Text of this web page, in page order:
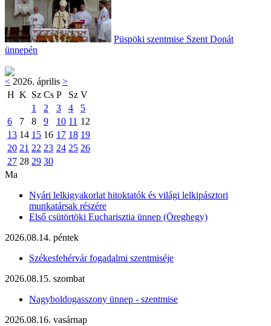
Püspöki szentmise Szent Donát
ünnepén
< 2026. április >
H K Sz Cs P Sz V
1
2 3 4
5
6
7 8 9 10 11 12
13 14 15 16 17 18 19
20 21 22 23 24 25 26
27 28 29 30
Ma
Nyári lelkigyakorlat hitoktatók és világi lelkipásztori
munkatársak részére
Első csütörtöki Eucharisztia ünnep (Öreghegy)
2026.08.14. péntek
Székesfehérvár fogadalmi szentmiséje
2026.08.15. szombat
Nagyboldogasszony ünnep - szentmise
2026.08.16. vasárnap